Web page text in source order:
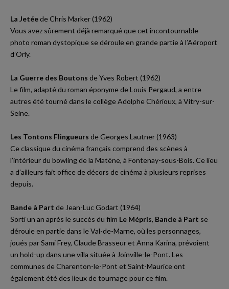
La Jetéede Chris Marker (1962)
Vous avez sûrement déjà remarqué que cet incontournable
photo roman dystopique se déroule en grande partie à l’Aéroport
d’Orly.
La Guerre des Boutons de Yves Robert (1962)
Le film, adapté du roman éponyme de Louis Pergaud, a entre
autres été tourné dans le collège Adolphe Chérioux, à Vitry-sur-
Seine.
Les Tontons Flingueurs de Georges Lautner (1963)
Ce classique du cinéma français comprend des scènes à
l’intérieur du bowling de la Matène, à Fontenay-sous-Bois. Ce lieu
a d’ailleurs fait office de décors de cinéma à plusieurs reprises
depuis.
Bande à Part de Jean-Luc Godart (1964)
Sorti un an après le succès du film Le Mépris, Bande à Part se
déroule en partie dans le Val-de-Marne, où les personnages,
joués par Sami Frey, Claude Brasseur et Anna Karina, prévoient
un hold-up dans une villa située à Joinville-le-Pont. Les
communes de Charenton-le-Pont et Saint-Maurice ont
également été des lieux de tournage pour ce film.